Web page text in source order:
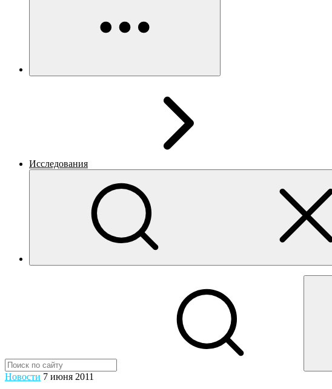
Исследования
Новости 7 июня 2011